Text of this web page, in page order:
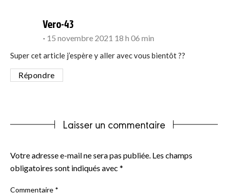
Vero-43
15 novembre 2021 18 h 06 min
Super cet article j’espère y aller avec vous bientôt ??
Répondre
Laisser un commentaire
Votre adresse e-mail ne sera pas publiée. Les champs
obligatoires sont indiqués avec *
Commentaire *